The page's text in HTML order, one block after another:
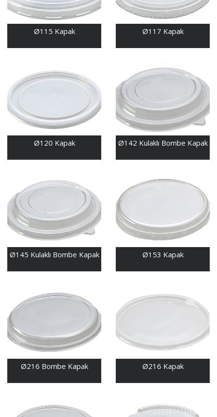
Ø115 Kapak Ø117 Kapak
Ø120 Kapak Ø142 Kulaklı Bombe Kapak
Ø145 Kulaklı Bombe Kapak Ø153 Kapak
Ø216 Bombe Kapak Ø216 Kapak